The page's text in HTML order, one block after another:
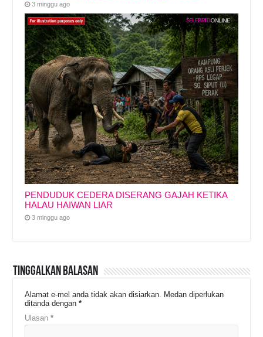
3 minggu ago
PENDUDUK CEDERA DISERANG GAJAH KETIKA
HALAU HAIWAN LIAR
3 minggu ago
Tinggalkan Balasan
Alamat e-mel anda tidak akan disiarkan.
Medan diperlukan
ditanda dengan*
Ulasan*